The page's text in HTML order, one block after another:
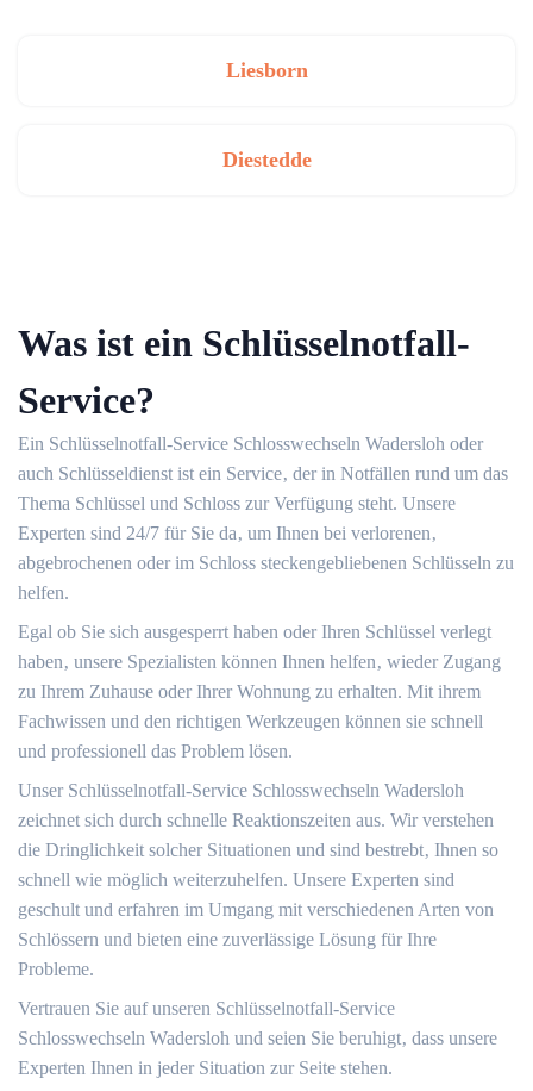
Liesborn
Diestedde
Was ist ein Schlüsselnotfall-
Service?​
Ein Schlüsselnotfall-Service Schlosswechseln Wadersloh oder
auch Schlüsseldienst ist ein Service‚ der in Notfällen rund um das
Thema Schlüssel und Schloss zur Verfügung steht. Unsere
Experten sind 24/7 für Sie da‚ um Ihnen bei verlorenen‚
abgebrochenen oder im Schloss steckengebliebenen Schlüsseln zu
helfen.
Egal ob Sie sich ausgesperrt haben oder Ihren Schlüssel verlegt
haben‚ unsere Spezialisten können Ihnen helfen‚ wieder Zugang
zu Ihrem Zuhause oder Ihrer Wohnung zu erhalten. Mit ihrem
Fachwissen und den richtigen Werkzeugen können sie schnell
und professionell das Problem lösen.​
Unser Schlüsselnotfall-Service Schlosswechseln Wadersloh
zeichnet sich durch schnelle Reaktionszeiten aus.​ Wir verstehen
die Dringlichkeit solcher Situationen und sind bestrebt‚ Ihnen so
schnell wie möglich weiterzuhelfen. Unsere Experten sind
geschult und erfahren im Umgang mit verschiedenen Arten von
Schlössern und bieten eine zuverlässige Lösung für Ihre
Probleme.
Vertrauen Sie auf unseren Schlüsselnotfall-Service
Schlosswechseln Wadersloh und seien Sie beruhigt‚ dass unsere
Experten Ihnen in jeder Situation zur Seite stehen.​